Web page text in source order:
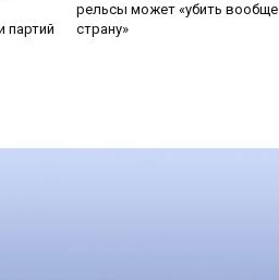
партий
рельсы может «убить вообще
страну»